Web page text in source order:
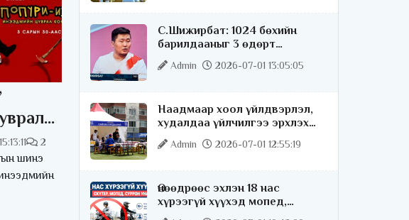
2
шинэ
С.Шижирбат: 1024 бөхийн
барилдааныг 3 өдөрт
шилжүүлбэл найраа тун
нарийн явагдана
Admin 2026-07-01 13:05:05
Наадмаар хоол үйлдвэрлэл,
худалдаа үйлчилгээ эрхлэх
хүсэлтийг license.mn сайтаар
авч байна
Admin 2026-07-01 12:55:19
Өнөөдрөөс эхлэн 18 нас
хүрээгүй хүүхэд мопед,
скүтер, суррон унахгүй